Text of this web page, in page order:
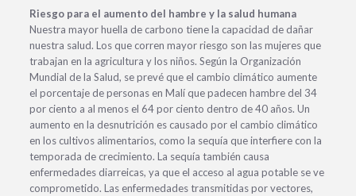
Riesgo para el aumento del hambre y la salud humana
Nuestra mayor huella de carbono tiene la capacidad de dañar
nuestra salud. Los que corren mayor riesgo son las mujeres que
trabajan en la agricultura y los niños. Según la Organización
Mundial de la Salud, se prevé que el cambio climático aumente
el porcentaje de personas en Malí que padecen hambre del 34
por ciento a al menos el 64 por ciento dentro de 40 años. Un
aumento en la desnutrición es causado por el cambio climático
en los cultivos alimentarios, como la sequía que interfiere con la
temporada de crecimiento. La sequía también causa
enfermedades diarreicas, ya que el acceso al agua potable se ve
comprometido. Las enfermedades transmitidas por vectores,